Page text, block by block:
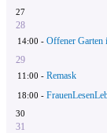
27
28
14:00 - Offener Garten
29
11:00 - Remask
18:00 -
30
31